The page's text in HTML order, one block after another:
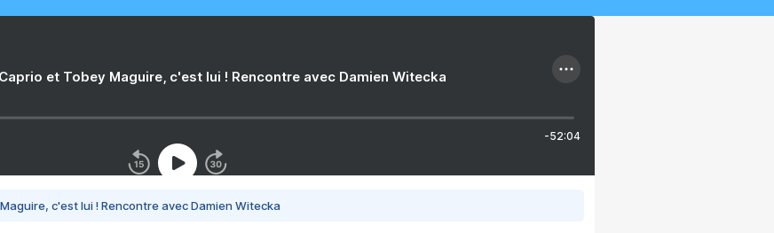
et Tobey Maguire, c'est lui ! Rencontre avec Damien Witecka
-52:04
c'est lui ! Rencontre avec Damien Witecka